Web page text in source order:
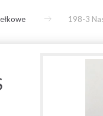
198-3